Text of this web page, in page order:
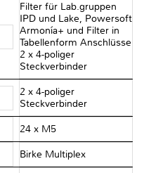
Filter für Lab.gruppen
IPD und Lake, Powersoft
Armonía+ und Filter in
Tabellenform Anschlüsse
2 x 4-poliger
Steckverbinder
2 x 4-poliger
Steckverbinder
24 x M5
Birke Multiplex